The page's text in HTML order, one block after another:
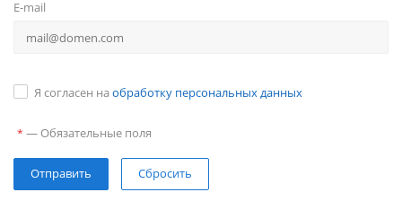
E-mail
Я согласен на обработку персональных данных
* — Обязательные поля
Сбросить